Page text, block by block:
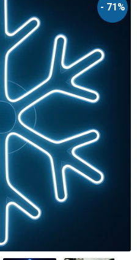
- 71%